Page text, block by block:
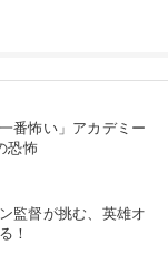
番怖い」アカデミー
恐怖
監督が挑む、英雄オ
！